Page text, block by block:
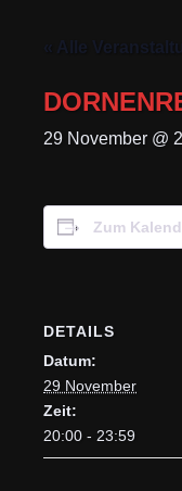
« Alle
29 November @
Zum
DETAILS
Datum:
29 November
Zeit:
20:00 - 23:59